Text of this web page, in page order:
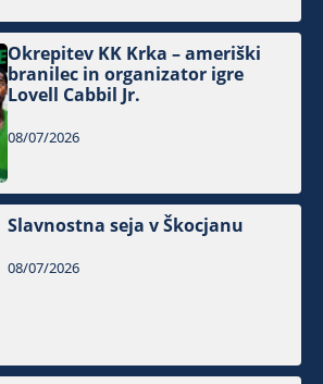
Okrepitev KK Krka – ameriški
branilec in organizator igre
Lovell Cabbil Jr.
08/07/2026
Slavnostna seja v Škocjanu
08/07/2026